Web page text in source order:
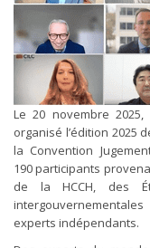
Le 20 novembre
organisé l’édition 2025
la Convention
190 participants
de la HCCH, des
experts indépendants.